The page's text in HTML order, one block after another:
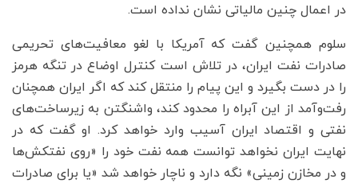
در اعمال چنین مالیاتی نشان نداده است.
سلوم همچنین گفت که آمریکا با لغو معافیت‌های تحریمی
صادرات نفت ایران، در تلاش است کنترل اوضاع در تنگه هرمز
را در دست بگیرد و این پیام را منتقل کند که اگر ایران همچنان
رفت‌وآمد از این آبراه را محدود کند، واشنگتن به زیرساخت‌های
نفتی و اقتصاد ایران آسیب وارد خواهد کرد.‌ او گفت که در
نهایت ایران نخواهد توانست همه نفت خود را «روی نفتکش‌ها
و در مخازن زمینی» نگه دارد و ناچار خواهد شد «یا برای صادرات